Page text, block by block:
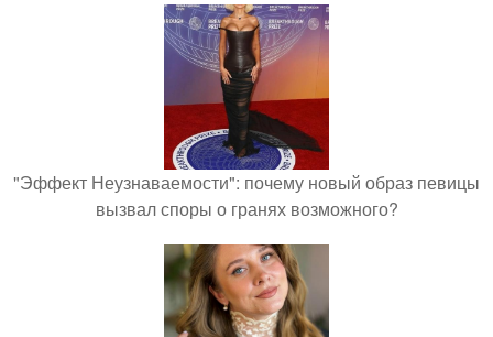
"Эффект Неузнаваемости": почему новый образ певицы
вызвал споры о гранях возможного?